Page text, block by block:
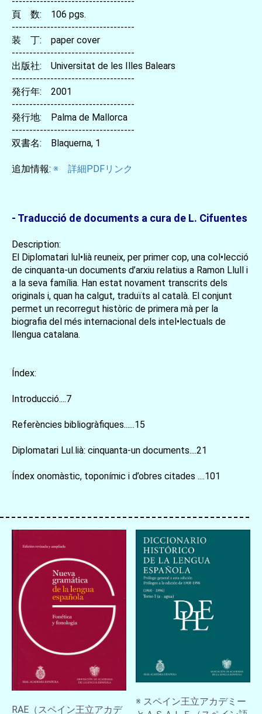
頁 数: 106 pgs.
-----------------------------------
装 丁: paper cover
-----------------------------------
出版社: Universitat de les Illes Balears
-----------------------------------
発行年: 2001
-----------------------------------
発行地: Palma de Mallorca
-----------------------------------
双書名: Blaquerna, 1
追加情報: ※ 詳細PDFリンク
- Traducció de documents a cura de L. Cifuentes
Description:
El Diplomatari lul•lià reuneix, per primer cop, una col•lecció
de cinquanta-un documents d’arxiu relatius a Ramon Llull i
a la seva família. Han estat novament transcrits dels
originals i, quan ha calgut, traduïts al català. El conjunt
permet un recorregut històric de primera mà per la
biografia del més internacional dels intel•lectuals de
llengua catalana.
Índex:
Introducció....7
Referències bibliogràfiques......15
Diplomatari Lul.lià: cinquanta-un documents....21
Índex onomàstic, toponímic i d’obres citades ....101
RAE（スペイン王立アカデ
※ スペイン王立アカデミー